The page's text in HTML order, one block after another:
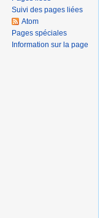
Suivi des pages liées
Atom
Pages spéciales
Information sur la page